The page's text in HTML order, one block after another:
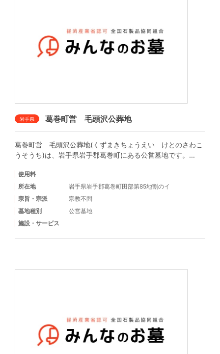
岩手県 葛巻町営 毛頭沢公葬地
葛巻町営 毛頭沢公葬地(くずまきちょうえい けとのさわこ
うそうち)は、岩手県岩手郡葛巻町にある公営墓地です。...
使用料
所在地
岩手県岩手郡葛巻町田部第85地割のイ
宗旨・宗派
宗教不問
墓地種別
公営墓地
施設・サービス